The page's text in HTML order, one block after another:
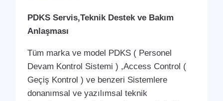
PDKS Servis,Teknik Destek ve Bakım
Anlaşması
Tüm marka ve model PDKS ( Personel
Devam Kontrol Sistemi ) ,Access Control (
Geçiş Kontrol ) ve benzeri Sistemlere
donanımsal ve yazılımsal teknik